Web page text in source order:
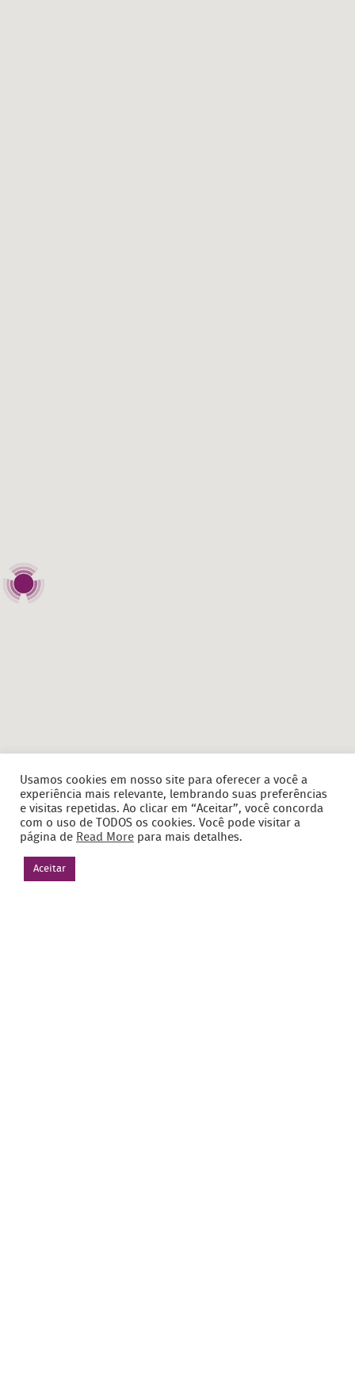
Usamos cookies em nosso site para oferecer a você a
experiência mais relevante, lembrando suas preferências
e visitas repetidas. Ao clicar em “Aceitar”, você concorda
com o uso de TODOS os cookies. Você pode visitar a
página de Read More para mais detalhes.
Aceitar